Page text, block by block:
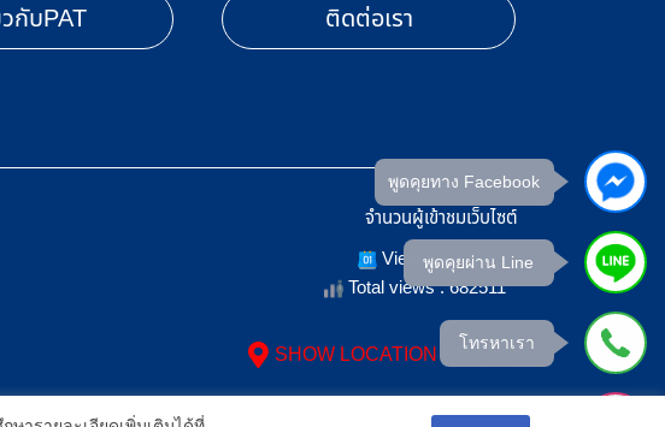
กับPAT ติดต่อเรา
จำนวนผู้เข้าชมเว็บไซต์
Views Today : 5
Total views : 682511
SHOW LOCATION ON MAP
พูดคุยทาง Facebook
พูดคุยผ่าน Line
โทรหาเรา